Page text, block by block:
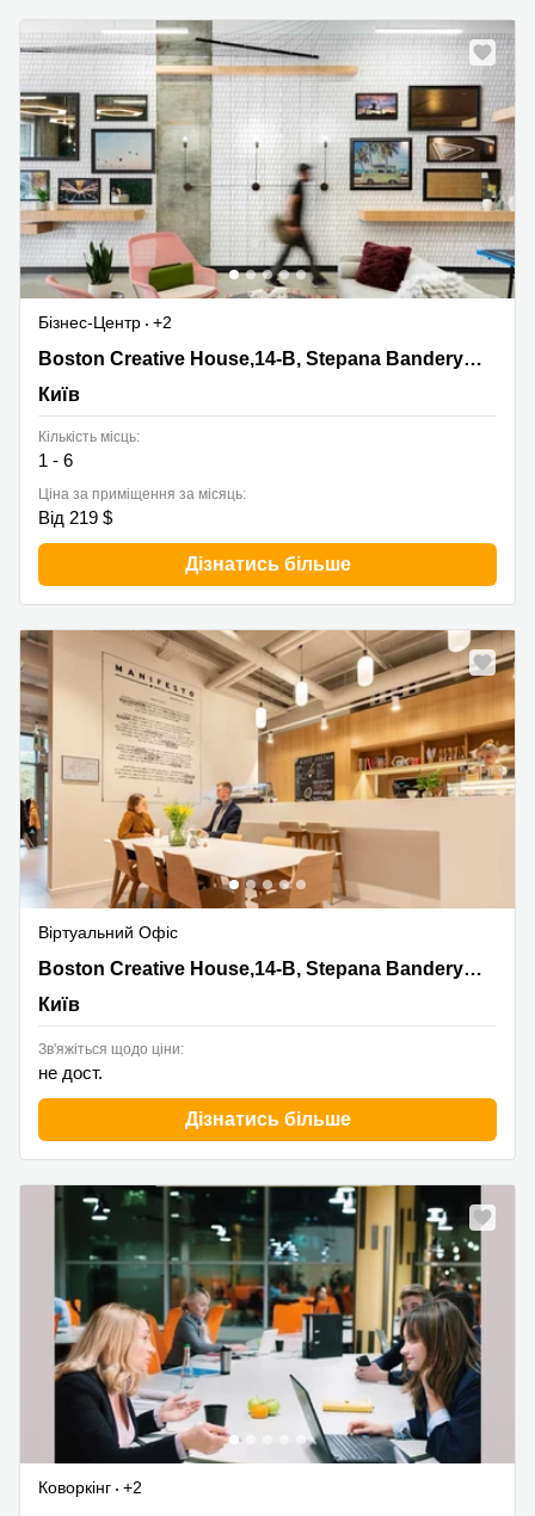
Нове
Бізнес-Центр
+2
Boston Creative House,14-B, Stepana Bandery Kyiv,
Київ
Boston Creative House,14-B, Stepana Bandery Kyiv
Київ
Кількість місць:
1 - 6
Ціна за приміщення за місяць:
Від 219 $
Дізнатись більше
Нове
Віртуальний Офіс
Boston Creative House,14-B, Stepana Bandery Kyiv,
Київ
Boston Creative House,14-B, Stepana Bandery Kyiv
Київ
Зв'яжіться щодо ціни:
не дост.
Дізнатись більше
Коворкінг
+2